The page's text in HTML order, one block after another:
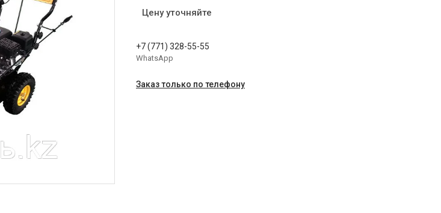
Цену уточняйте
+7 (771) 328-55-55
WhatsApp
Заказ только по телефону